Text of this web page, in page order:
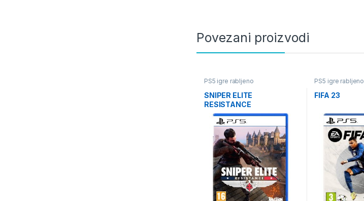
Povezani proizvodi
PS5 igre rabljeno
SNIPER ELITE
RESISTANCE
PS5 igre rabljeno
FIFA 23